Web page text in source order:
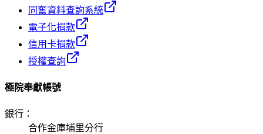
同奮資料查詢系統
電子化捐款
信用卡捐款
授權查詢
極院奉獻帳號
銀行 ：
合作金庫埔里分行